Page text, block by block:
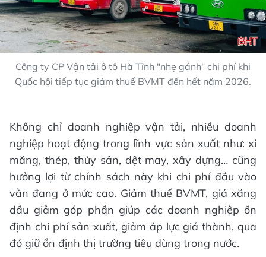
Công ty CP Vận tải ô tô Hà Tĩnh "nhẹ gánh" chi phí khi
Quốc hội tiếp tục giảm thuế BVMT đến hết năm 2026.
Không chỉ doanh nghiệp vận tải, nhiều doanh
nghiệp hoạt động trong lĩnh vực sản xuất như: xi
măng, thép, thủy sản, dệt may, xây dựng… cũng
hưởng lợi từ chính sách này khi chi phí đầu vào
vẫn đang ở mức cao. Giảm thuế BVMT, giá xăng
dầu giảm góp phần giúp các doanh nghiệp ổn
định chi phí sản xuất, giảm áp lực giá thành, qua
đó giữ ổn định thị trường tiêu dùng trong nước.